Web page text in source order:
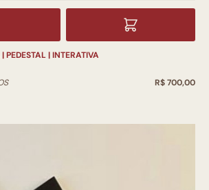
PEDESTAL | INTERATIVA
R$ 700,00